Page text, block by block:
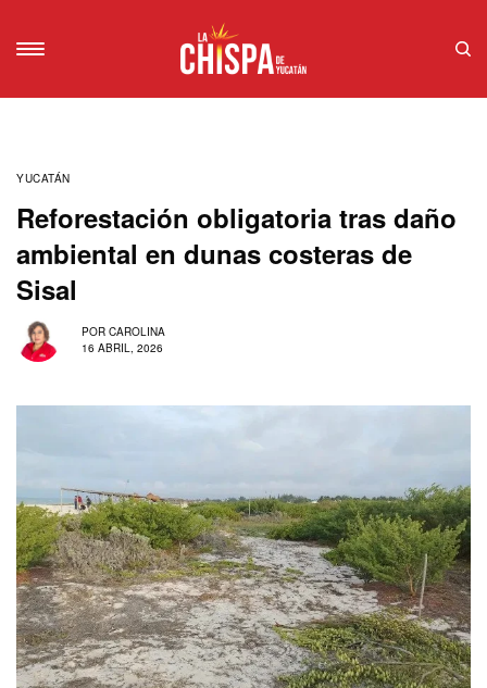
YUCATÁN
Reforestación obligatoria tras daño
ambiental en dunas costeras de
Sisal
POR CAROLINA
16 ABRIL, 2026